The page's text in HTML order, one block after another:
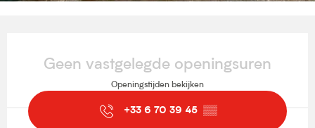
Geen vastgelegde openingsuren
Openingstijden bekijken
+33 6 70 39 45 ▒▒